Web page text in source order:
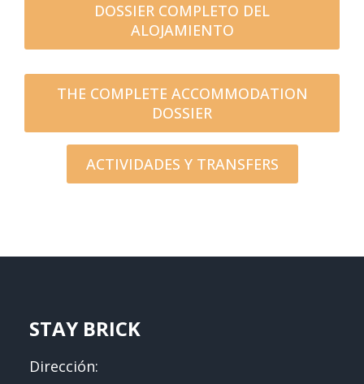
DOSSIER COMPLETO DEL
ALOJAMIENTO
THE COMPLETE ACCOMMODATION
DOSSIER
ACTIVIDADES Y TRANSFERS
STAY BRICK
Dirección: